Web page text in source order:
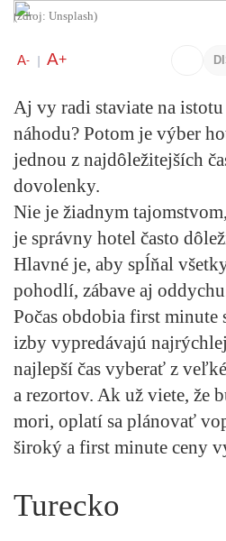
(zdroj: Unsplash)
A- A+
Aj vy radi staviate na istotu
náhodu? Potom je výber
jednou z najdôležitejších
dovolenky.
Nie je žiadnym
je správny hotel často
Hlavné je, aby spĺňal
pohodlí, zábave aj
Počas obdobia first minute
izby vypredávajú
najlepší čas vyberať z
a rezortov. Ak už viete, že
mori, oplatí sa plánovať
široký a first minute ceny
Turecko